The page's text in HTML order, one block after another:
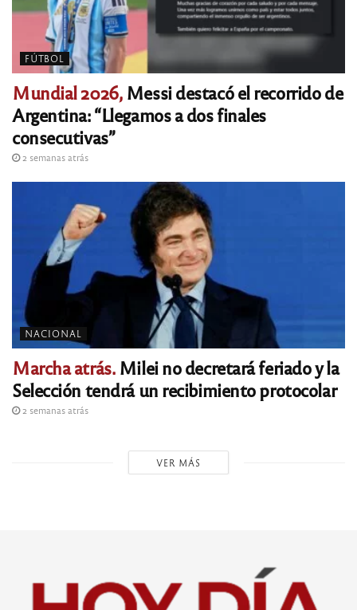
FÚTBOL
Mundial 2026,Messi destacó el recorrido de
Argentina: “Llegamos a dos finales
consecutivas”
2 semanas atrás
NACIONAL
Marcha atrás.Milei no decretará feriado y la
Selección tendrá un recibimiento protocolar
2 semanas atrás
VER MÁS